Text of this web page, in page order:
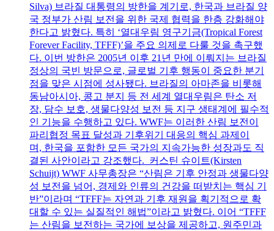
Silva) 브라질 대통령의 방한을 계기로, 한국과 브라질 양
국 정부가 산림 보전을 위한 국제 협력을 한층 강화해야
한다고 밝혔다. 특히 ‘열대우림 영구기금(Tropical Forest
Forever Facility, TFFF)’을 주요 의제로 다룰 것을 촉구했
다. 이번 방한은 2005년 이후 21년 만에 이뤄지는 브라질
정상의 국빈 방문으로, 글로벌 기후 행동이 중요한 분기
점을 맞은 시점에 성사됐다. 브라질의 아마존을 비롯해
동남아시아, 콩고 분지 등 전 세계 열대우림은 탄소 저
장, 담수 보호, 생물다양성 보전 등 지구 생태계에 필수적
인 기능을 수행하고 있다. WWF는 이러한 산림 보전이
파리협정 목표 달성과 기후위기 대응의 핵심 과제이
며, 한국을 포함한 모든 국가의 지속가능한 성장과도 직
결된 사안이라고 강조했다. 커스틴 슈이트(Kirsten
Schuijt) WWF 사무총장은 “산림은 기후 안정과 생물다양
성 보전을 넘어, 경제와 인류의 건강을 떠받치는 핵심 기
반”이라며 “TFFF는 자연과 기후 재원을 획기적으로 확
대할 수 있는 실질적인 해법”이라고 밝혔다. 이어 “TFFF
는 산림을 보전하는 국가에 보상을 제공하고, 원주민과